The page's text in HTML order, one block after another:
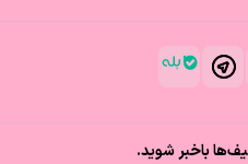
باخبر شوید.